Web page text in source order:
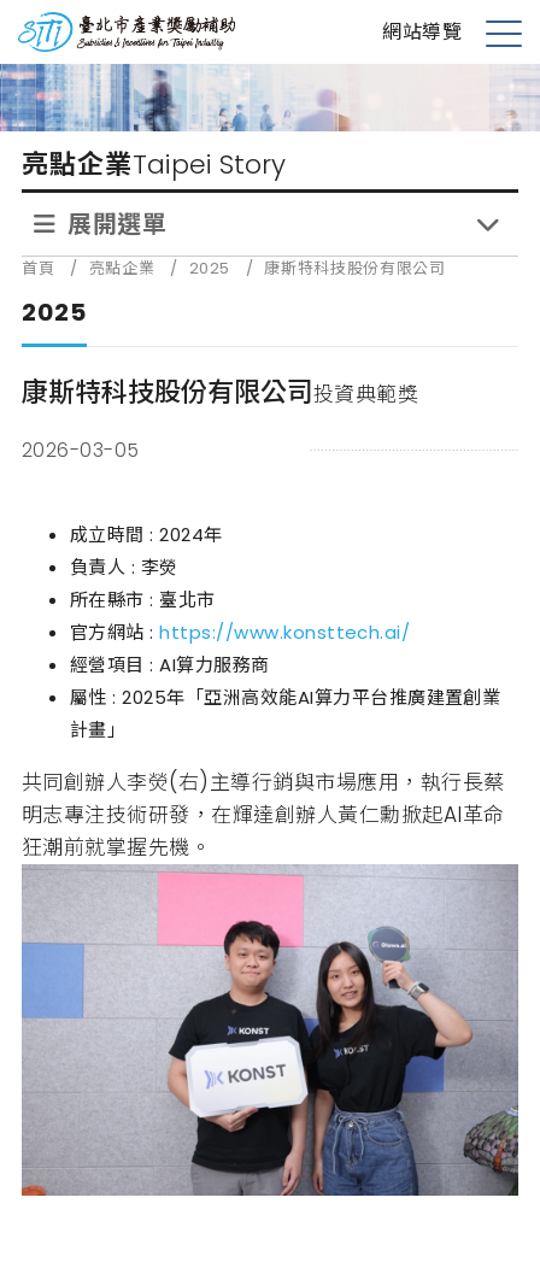
到
主
要
內
台北市產業獎勵補助 網站導覽
展
選
單
亮點企業Taipei Story
展開選單
首頁 / 亮點企業 / 2025 / 康斯特科技股份有限公司
2025
康斯特科技股份有限公司投資典範獎
2026-03-05
成立時間 : 2024年
負責人 : 李熒
所在縣市 : 臺北市
官方網站 :https://www.konsttech.ai/
經營項目 : AI算力服務商
屬性 : 2025年「亞洲高效能AI算力平台推廣建置創業
計畫」
共同創辦人李熒(右)主導行銷與市場應用，執行長蔡
明志專注技術研發，在輝達創辦人黃仁勳掀起AI革命
狂潮前就掌握先機。